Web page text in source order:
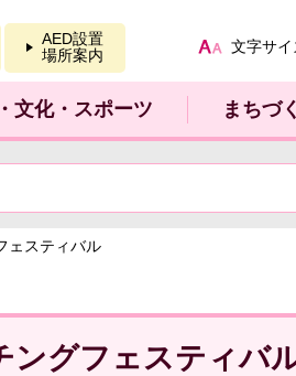
AED設置
場所案内
文字サ
文化・スポーツ まちづ
ェスティバル
ングフェスティバ